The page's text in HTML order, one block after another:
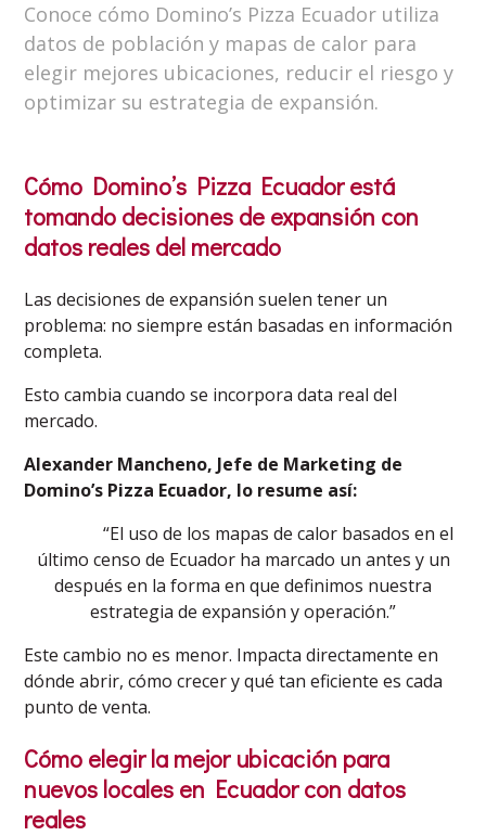
Conoce cómo Domino’s Pizza Ecuador utiliza
datos de población y mapas de calor para
elegir mejores ubicaciones, reducir el riesgo y
optimizar su estrategia de expansión.
Cómo Domino’s Pizza Ecuador está
tomando decisiones de expansión con
datos reales del mercado
Las decisiones de expansión suelen tener un
problema: no siempre están basadas en información
completa.
Esto cambia cuando se incorpora data real del
mercado.
Alexander Mancheno, Jefe de Marketing de
Domino’s Pizza Ecuador, lo resume así:
“El uso de los mapas de calor basados en el
último censo de Ecuador ha marcado un antes y un
después en la forma en que definimos nuestra
estrategia de expansión y operación.”
Este cambio no es menor. Impacta directamente en
dónde abrir, cómo crecer y qué tan eficiente es cada
punto de venta.
Cómo elegir la mejor ubicación para
nuevos locales en Ecuador con datos
reales